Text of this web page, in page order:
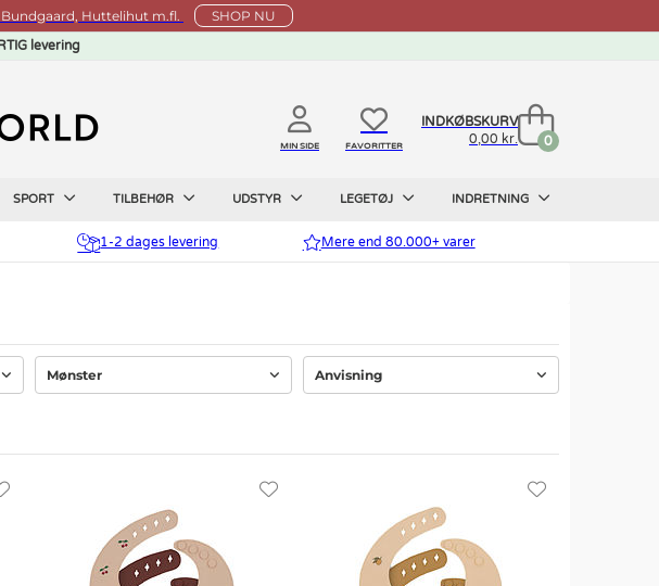
Huttelihut m.fl. SHOP NU
levering
MIN SIDE FAVORITTER
INDKØBSKURV
0,00 kr.
0
SPORT TILBEHØR UDSTYR LEGETØJ INDRETNING
1-2 dages levering Mere end 80.000+ varer
Mønster Anvisning